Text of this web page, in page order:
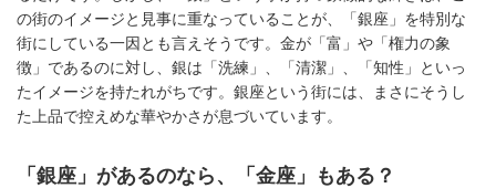
の街のイメージと見事に重なっていることが、「銀座」を特別な
街にしている一因とも言えそうです。金が「富」や「権力の象
徴」であるのに対し、銀は「洗練」、「清潔」、「知性」といっ
たイメージを持たれがちです。銀座という街には、まさにそうし
た上品で控えめな華やかさが息づいています。
「銀座」があるのなら、「金座」もある？